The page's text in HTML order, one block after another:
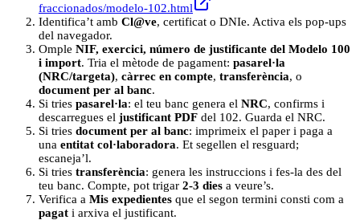
fraccionados/modelo-102.html
Identifica’t amb Cl@ve, certificat o DNIe. Activa els pop-ups
del navegador.
Omple NIF, exercici, número de justificante del Modelo 100
i import. Tria el mètode de pagament: pasarel·la
(NRC/targeta), càrrec en compte, transferència, o
document per al banc.
Si tries pasarel·la: el teu banc genera el NRC, confirms i
descarregues el justificant PDF del 102. Guarda el NRC.
Si tries document per al banc: imprimeix el paper i paga a
una entitat col·laboradora. Et segellen el resguard;
escaneja’l.
Si tries transferència: genera les instruccions i fes-la des del
teu banc. Compte, pot trigar 2-3 dies a veure’s.
Verifica a Mis expedientes que el segon termini consti com a
pagat i arxiva el justificant.